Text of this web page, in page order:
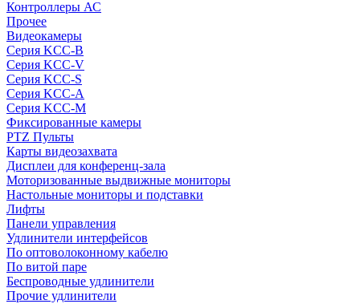
Контроллеры АС
Прочее
Видеокамеры
Серия KCC-B
Серия KCC-V
Серия KCC-S
Серия KCC-A
Серия KCC-M
Фиксированные камеры
PTZ Пульты
Карты видеозахвата
Дисплеи для конференц-зала
Моторизованные выдвижные мониторы
Настольные мониторы и подставки
Лифты
Панели управления
Удлинители интерфейсов
По оптоволоконному кабелю
По витой паре
Беспроводные удлинители
Прочие удлинители